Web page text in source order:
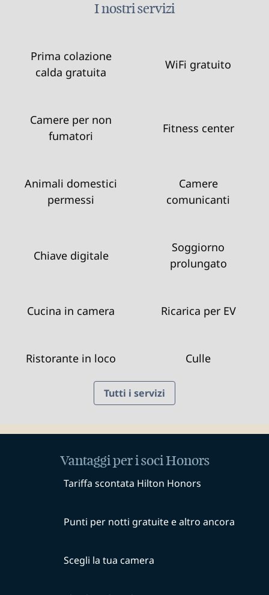
I nostri servizi
Prima colazione
calda gratuita
WiFi gratuito
Camere per non
fumatori
Fitness center
Animali domestici
permessi
Camere
comunicanti
Chiave digitale
Soggiorno
prolungato
Cucina in camera Ricarica per EV
Ristorante in loco Culle
Tutti i servizi
Vantaggi per i soci Honors
Tariffa scontata Hilton Honors
Punti per notti gratuite e altro ancora
Scegli la tua camera